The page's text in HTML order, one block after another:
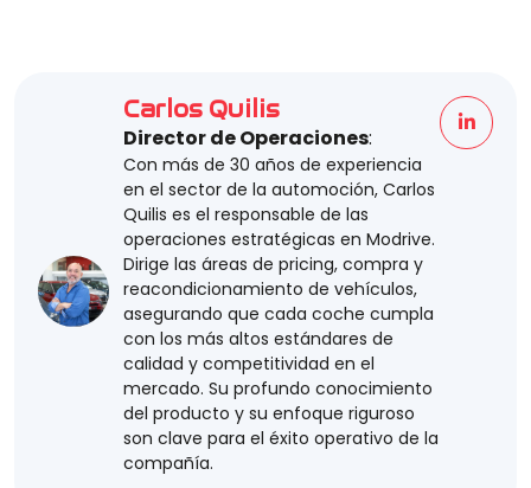
Carlos Quilis
Director de Operaciones:
Con más de 30 años de experiencia
en el sector de la automoción, Carlos
Quilis es el responsable de las
operaciones estratégicas en Modrive.
Dirige las áreas de pricing, compra y
reacondicionamiento de vehículos,
asegurando que cada coche cumpla
con los más altos estándares de
calidad y competitividad en el
mercado. Su profundo conocimiento
del producto y su enfoque riguroso
son clave para el éxito operativo de la
compañía.